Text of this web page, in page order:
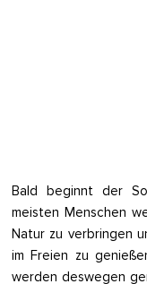
Bald beginnt der
meisten Menschen
Natur zu verbringen
im Freien zu
werden deswegen